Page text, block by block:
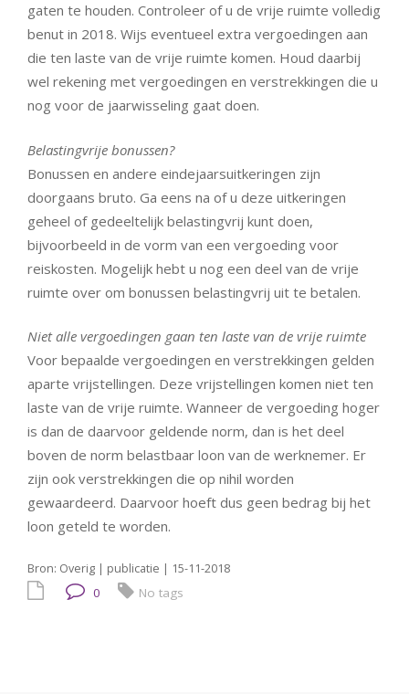
gaten te houden. Controleer of u de vrije ruimte volledig
benut in 2018. Wijs eventueel extra vergoedingen aan
die ten laste van de vrije ruimte komen. Houd daarbij
wel rekening met vergoedingen en verstrekkingen die u
nog voor de jaarwisseling gaat doen.
Belastingvrije bonussen?
Bonussen en andere eindejaarsuitkeringen zijn
doorgaans bruto. Ga eens na of u deze uitkeringen
geheel of gedeeltelijk belastingvrij kunt doen,
bijvoorbeeld in de vorm van een vergoeding voor
reiskosten. Mogelijk hebt u nog een deel van de vrije
ruimte over om bonussen belastingvrij uit te betalen.
Niet alle vergoedingen gaan ten laste van de vrije ruimte
Voor bepaalde vergoedingen en verstrekkingen gelden
aparte vrijstellingen. Deze vrijstellingen komen niet ten
laste van de vrije ruimte. Wanneer de vergoeding hoger
is dan de daarvoor geldende norm, dan is het deel
boven de norm belastbaar loon van de werknemer. Er
zijn ook verstrekkingen die op nihil worden
gewaardeerd. Daarvoor hoeft dus geen bedrag bij het
loon geteld te worden.
Bron: Overig | publicatie | 15-11-2018
0 No tags